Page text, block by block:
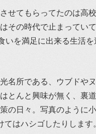
せてもらってたのは高
その時代で止まってい
いを満足に出来る生活
名所である、ウブドや
とんと興味が無く、裏
の日々。写真のように
てはハシゴしたりします